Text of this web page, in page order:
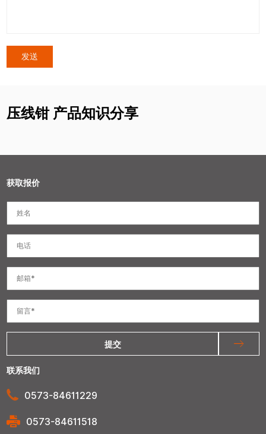
压线钳 产品知识分享
获取报价
提交
联系我们
0573-84611229
0573-84611518